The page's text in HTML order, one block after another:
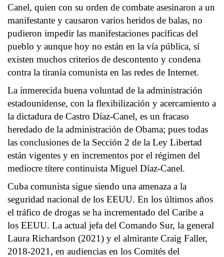
Canel, quien con su orden de combate asesinaron a un
manifestante y causaron varios heridos de balas, no
pudieron impedir las manifestaciones pacíficas del
pueblo y aunque hoy no están en la vía pública, sí
existen muchos criterios de descontento y condena
contra la tiranía comunista en las redes de Internet.
La inmerecida buena voluntad de la administración
estadounidense, con la flexibilización y acercamiento a
la dictadura de Castro Díaz-Canel, es un fracaso
heredado de la administración de Obama; pues todas
las conclusiones de la Sección 2 de la Ley Libertad
están vigentes y en incrementos por el régimen del
mediocre títere continuista Miguel Díaz-Canel.
Cuba comunista sigue siendo una amenaza a la
seguridad nacional de los EEUU. En los últimos años
el tráfico de drogas se ha incrementado del Caribe a
los EEUU. La actual jefa del Comando Sur, la general
Laura Richardson (2021) y el almirante Craig Faller,
2018-2021, en audiencias en los Comités del